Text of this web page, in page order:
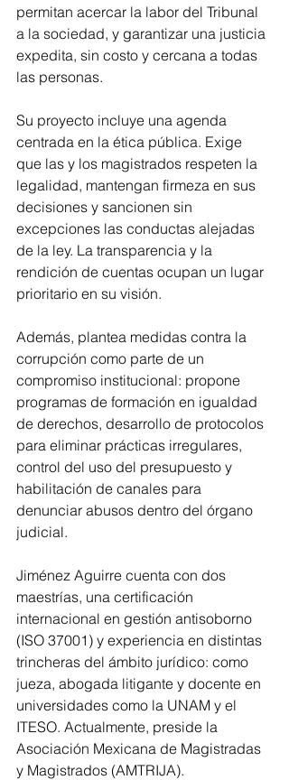
permitan acercar la labor del Tribunal
a la sociedad, y garantizar una justicia
expedita, sin costo y cercana a todas
las personas.
Su proyecto incluye una agenda
centrada en la ética pública. Exige
que las y los magistrados respeten la
legalidad, mantengan firmeza en sus
decisiones y sancionen sin
excepciones las conductas alejadas
de la ley. La transparencia y la
rendición de cuentas ocupan un lugar
prioritario en su visión.
Además, plantea medidas contra la
corrupción como parte de un
compromiso institucional: propone
programas de formación en igualdad
de derechos, desarrollo de protocolos
para eliminar prácticas irregulares,
control del uso del presupuesto y
habilitación de canales para
denunciar abusos dentro del órgano
judicial.
Jiménez Aguirre cuenta con dos
maestrías, una certificación
internacional en gestión antisoborno
(ISO 37001) y experiencia en distintas
trincheras del ámbito jurídico: como
jueza, abogada litigante y docente en
universidades como la UNAM y el
ITESO. Actualmente, preside la
Asociación Mexicana de Magistradas
y Magistrados (AMTRIJA).